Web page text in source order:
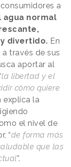
a
normal
divertido. En
través de sus
aportar al
la libertad y el
cómo quiere
explica la
el nivel de
“de forma más
que las
”.